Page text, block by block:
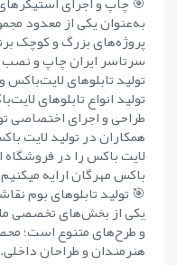
به‌عنوان یکی از معدود
پروژه‌های بزرگ و کوچک
سرتاسر ایران چاپ و
تولید تابلوهای
تولید انواع تابلوهای
طراحی و اجرای اختصاصی
همکاران در تولید لایت
لایت باکس را در فروشگاه
باکس مهرگان ارایه
🎯 تولید تابلوهای بوم
یکی از بخش‌های تخصصی ما،
و طرح‌های متنوع است؛
هنرمندان و طراحان داخلی.